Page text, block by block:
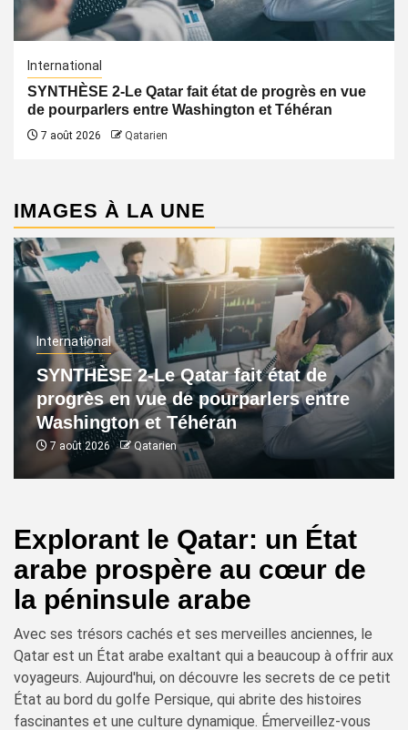
International
SYNTHÈSE 2-Le Qatar fait état de progrès en vue
de pourparlers entre Washington et Téhéran
7 août 2026 Qatarien
IMAGES À LA UNE
International
SYNTHÈSE 2-Le Qatar fait état de
progrès en vue de pourparlers entre
Washington et Téhéran
7 août 2026 Qatarien
Explorant le Qatar: un État
arabe prospère au cœur de
la péninsule arabe
Avec ses trésors cachés et ses merveilles anciennes, le
Qatar est un État arabe exaltant qui a beaucoup à offrir aux
voyageurs. Aujourd'hui, on découvre les secrets de ce petit
État au bord du golfe Persique, qui abrite des histoires
fascinantes et une culture dynamique. Émerveillez-vous